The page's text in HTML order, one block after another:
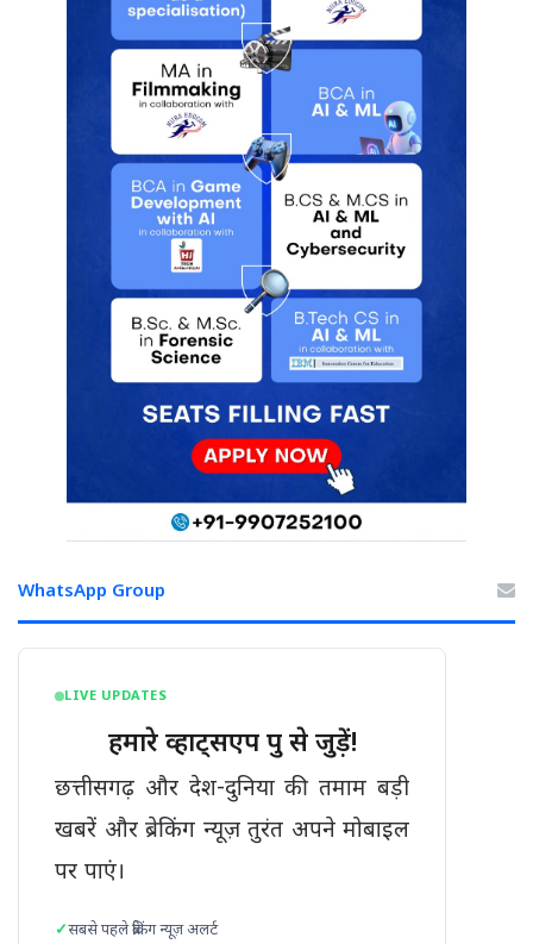
WhatsApp Group
LIVE UPDATES
हमारे व्हाट्सएप ग्रुप से जुड़ें!
छत्तीसगढ़ और देश-दुनिया की तमाम बड़ी
खबरें और ब्रेकिंग न्यूज़ तुरंत अपने मोबाइल
पर पाएं।
सबसे पहले ब्रेकिंग न्यूज़ अलर्ट